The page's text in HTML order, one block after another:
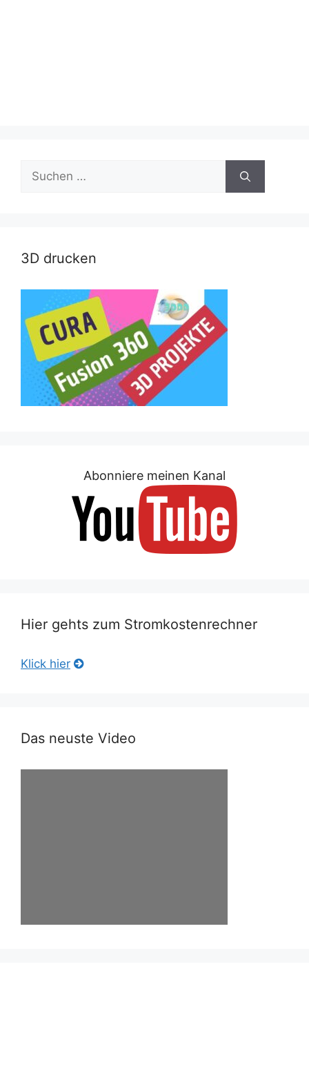
Suche
nach:
3D drucken
Abonniere meinen Kanal
Hier gehts zum Stromkostenrechner
Klick hier
Das neuste Video